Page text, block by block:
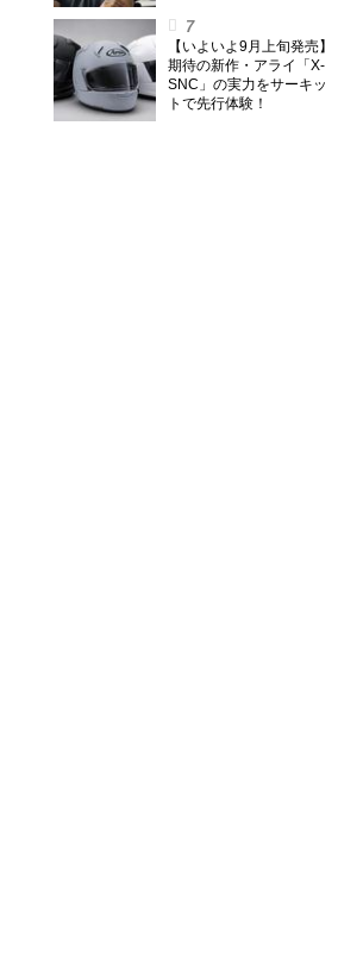
【いよいよ9月上旬発売】
期待の新作・アライ「X-
SNC」の実力をサーキッ
トで先行体験！